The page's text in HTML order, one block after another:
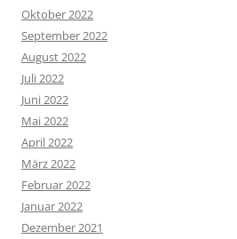
Oktober 2022
September 2022
August 2022
Juli 2022
Juni 2022
Mai 2022
April 2022
März 2022
Februar 2022
Januar 2022
Dezember 2021